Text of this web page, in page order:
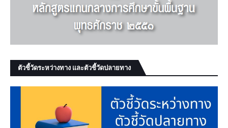
ตัวชี้วัดระหว่างทาง และตัวชี้วัดปลายทาง